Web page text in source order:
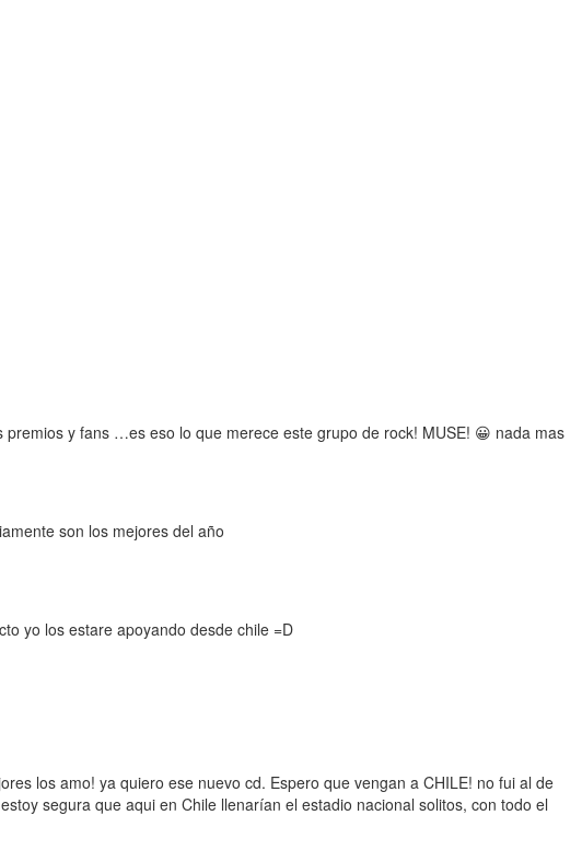
y fans …es eso lo que merece este grupo de rock! MUSE! 😀 nada mas
son los mejores del año
yo los estare apoyando desde chile =D
los amo! ya quiero ese nuevo cd. Espero que vengan a CHILE! no fui al de
segura que aqui en Chile llenarían el estadio nacional solitos, con todo el